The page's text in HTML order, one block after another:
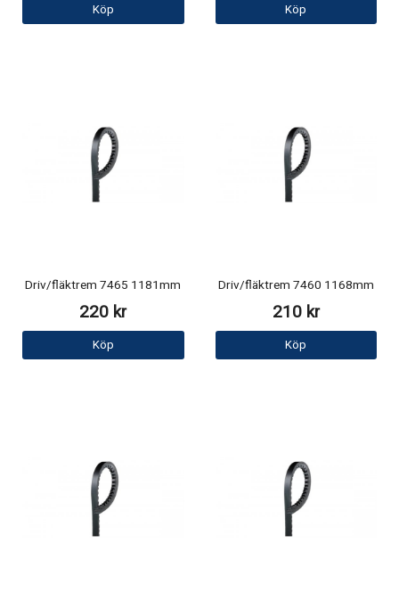
Köp Köp
Driv/fläktrem 7465 1181mm
220 kr
Köp
Driv/fläktrem 7460 1168mm
210 kr
Köp